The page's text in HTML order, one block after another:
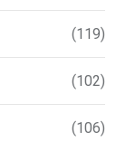
(119)
(102)
(106)